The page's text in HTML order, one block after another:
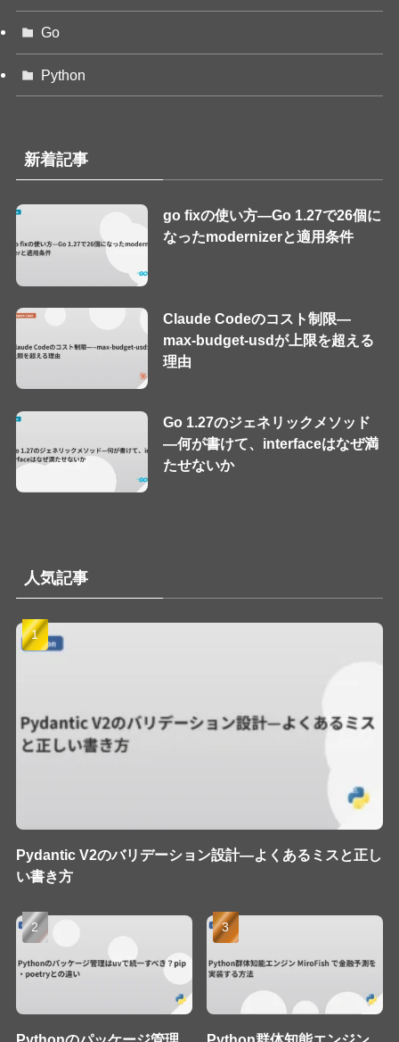
Go
Python
新着記事
go fixの使い方—Go 1.27で26個に
なったmodernizerと適用条件
Claude Codeのコスト制限—
max-budget-usdが上限を超える
理由
Go 1.27のジェネリックメソッド
—何が書けて、interfaceはなぜ満
たせないか
人気記事
Pydantic V2のバリデーション設計—よくあるミスと正し
い書き方